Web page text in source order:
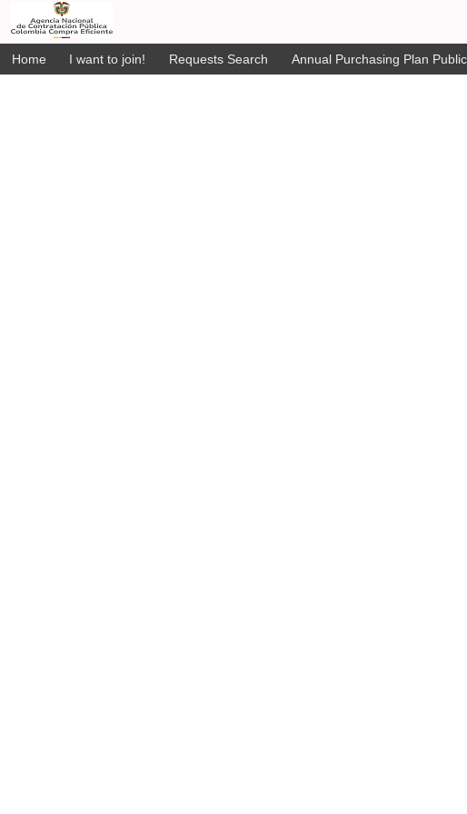
Home I want to join! Requests Search Annual Purchasing Plan Public